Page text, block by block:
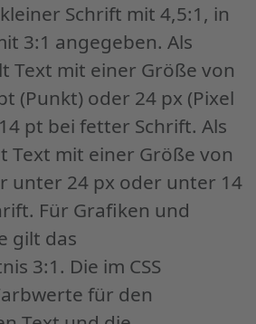
Schrift mit 4,5:1, in
3:1 angegeben. Als
Text mit einer Größe von
(Punkt) oder 24 px (Pixel
pt bei fetter Schrift. Als
Text mit einer Größe von
unter 24 px oder unter 14
Für Grafiken und
gilt das
3:1. Die im CSS
für den